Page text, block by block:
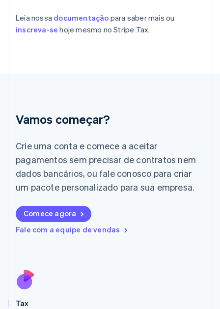
Leia nossa documentação para saber mais ou
inscreva-se hoje mesmo no Stripe Tax.
Vamos começar?
Crie uma conta e comece a aceitar
pagamentos sem precisar de contratos nem
dados bancários, ou fale conosco para criar
um pacote personalizado para sua empresa.
Comece agora
Fale com a equipe de vendas
Tax
Svenska
FrançaisEnglish
Irlanda
Itália
English
Japão
日本語English
Letônia
Liechtenstein
Deutsch English
Lituânia
English
English
Malta